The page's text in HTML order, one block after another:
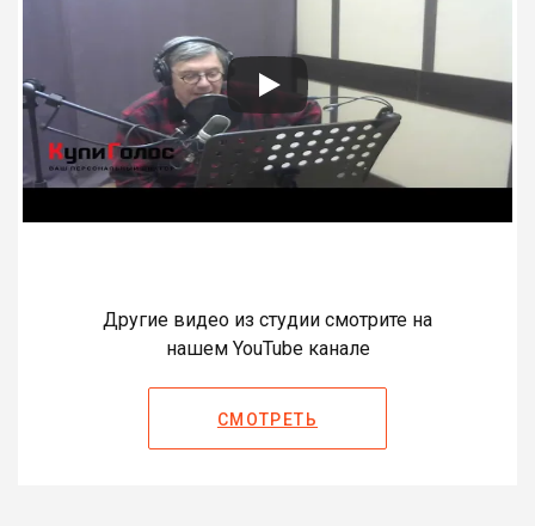
Другие видео из студии смотрите на
нашем YouTube канале
СМОТРЕТЬ